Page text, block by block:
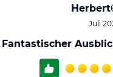
Herbert
Juli
Fantastischer